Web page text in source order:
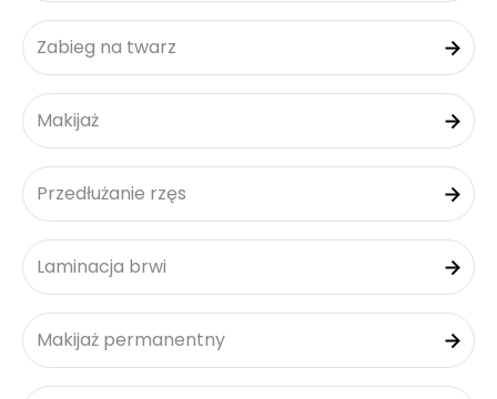
Zabieg na twarz
Makijaż
Przedłużanie rzęs
Laminacja brwi
Makijaż permanentny